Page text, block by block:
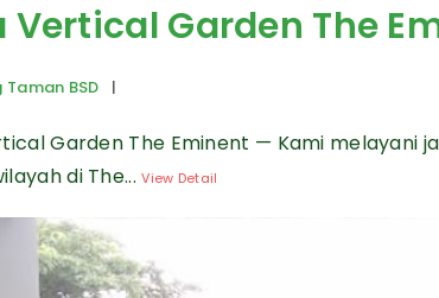
Vertical Garden The
Taman BSD |
Garden The Eminent — Kami melayani
di The...View Detail